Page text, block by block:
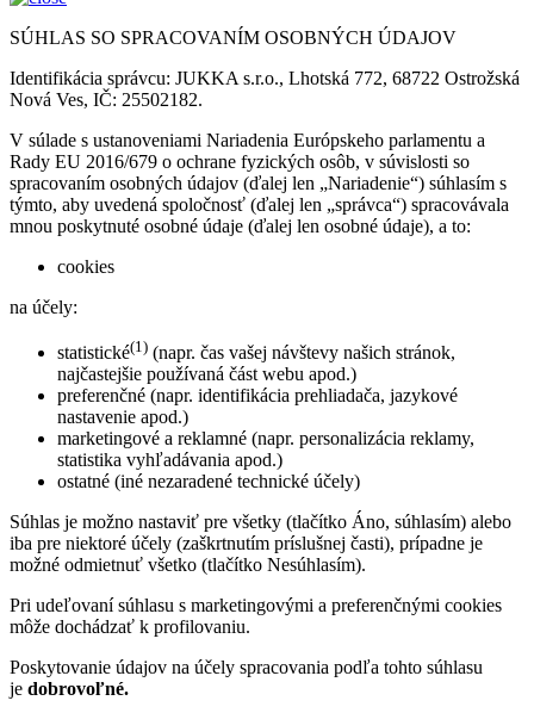
SÚHLAS SO SPRACOVANÍM OSOBNÝCH ÚDAJOV
Identifikácia správcu: JUKKA s.r.o., Lhotská 772, 68722 Ostrožská
Nová Ves, IČ: 25502182.
V súlade s ustanoveniami Nariadenia Európskeho parlamentu a
Rady EU 2016/679 o ochrane fyzických osôb, v súvislosti so
spracovaním osobných údajov (ďalej len „Nariadenie“) súhlasím s
týmto, aby uvedená spoločnosť (ďalej len „správca“) spracovávala
mnou poskytnuté osobné údaje (ďalej len osobné údaje), a to:
cookies
na účely:
statistické(1) (napr. čas vašej návštevy našich stránok,
najčastejšie používaná část webu apod.)
preferenčné (napr. identifikácia prehliadača, jazykové
nastavenie apod.)
marketingové a reklamné (napr. personalizácia reklamy,
statistika vyhľadávania apod.)
ostatné (iné nezaradené technické účely)
Súhlas je možno nastaviť pre všetky (tlačítko Áno, súhlasím) alebo
iba pre niektoré účely (zaškrtnutím príslušnej časti), prípadne je
možné odmietnuť všetko (tlačítko Nesúhlasím).
Pri udeľovaní súhlasu s marketingovými a preferenčnými cookies
môže dochádzať k profilovaniu.
Poskytovanie údajov na účely spracovania podľa tohto súhlasu
je dobrovoľné.